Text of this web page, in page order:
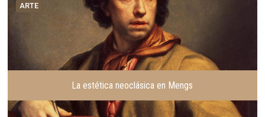
ARTE
La estética neoclásica en Mengs